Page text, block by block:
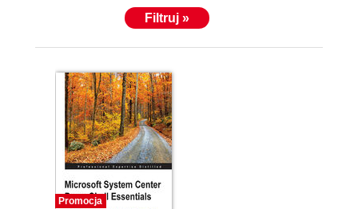
Filtruj »
Promocja